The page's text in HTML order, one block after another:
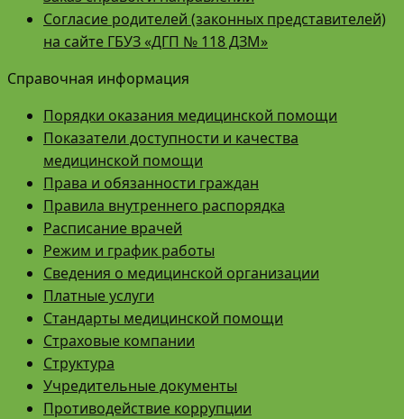
Согласие родителей (законных представителей)
на сайте ГБУЗ «ДГП № 118 ДЗМ»
Справочная информация
Порядки оказания медицинской помощи
Показатели доступности и качества
медицинской помощи
Права и обязанности граждан
Правила внутреннего распорядка
Расписание врачей
Режим и график работы
Сведения о медицинской организации
Платные услуги
Стандарты медицинской помощи
Страховые компании
Структура
Учредительные документы
Противодействие коррупции